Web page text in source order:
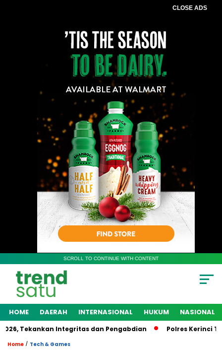
CLOSE ADS
SCROLL TO CONTINUE WITH CONTENT
HOME DAERAH INTERNASIONAL HUKUM NASIONAL
Tekankan Integritas dan Pengabdian Polres Kerinci
Home / Tech & Games